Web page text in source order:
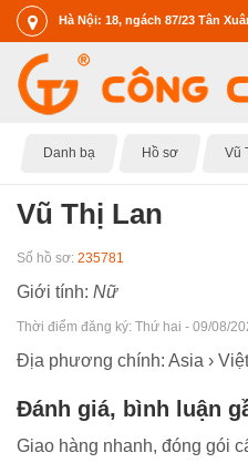
Hà Nội: 18, ngách 87/23 Tân
Danh bạ Hồ sơ Vũ
Vũ Thị Lan
Số hồ sơ: 235781
Giới tính: Nữ
Thời điểm đăng ký: Thứ hai - 09/08/
Địa phương chính: Asia ›
Đánh giá, bình luận
Giao hàng nhanh, đóng gói